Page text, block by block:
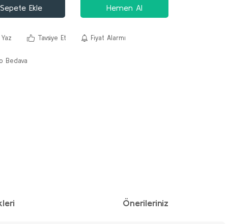
Sepete Ekle Hemen Al
Tavsiye Et Fiyat Alarmı
Bedava
Önerileriniz